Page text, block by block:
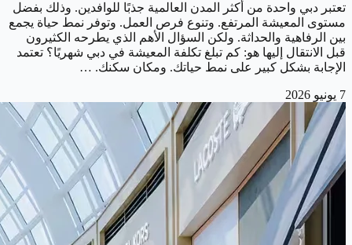
تعتبر دبي واحدة من أكثر المدن العالمية جذبًا للوافدين. وذلك بفضل
مستوى المعيشة المرتفع. وتنوع فرص العمل. وتوفر نمط حياة يجمع
بين الرفاهية والحداثة. ولكن السؤال الأهم الذي يطرحه الكثيرون
قبل الانتقال إليها هو: كم تبلغ تكلفة المعيشة في دبي شهريًا؟ تعتمد
الإجابة بشكل كبير على نمط حياتك. ومكان سكنك. …
7 يونيو 2026